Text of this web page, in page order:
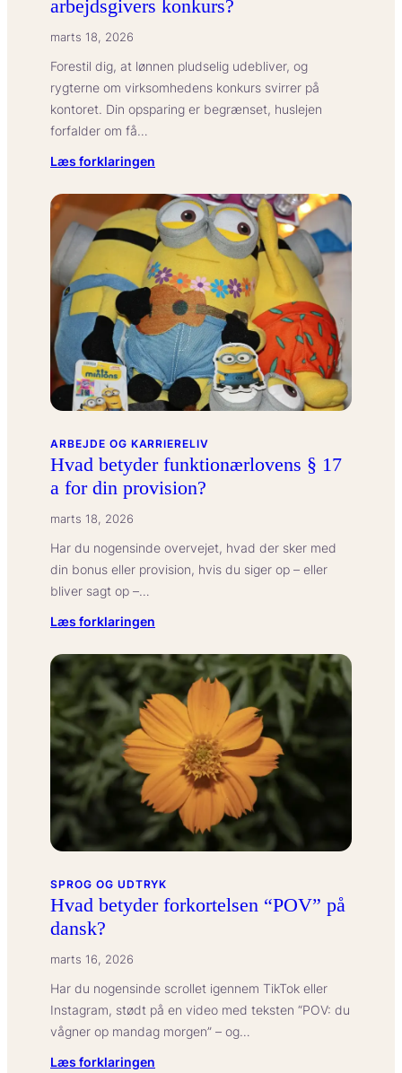
arbejdsgivers konkurs?
marts 18, 2026
Forestil dig, at lønnen pludselig udebliver, og
rygterne om virksomhedens konkurs svirrer på
kontoret. Din opsparing er begrænset, huslejen
forfalder om få…
Læs forklaringen
betyder
LG
for
din
løn
ved
din
arbejdsgivers
konkurs?
ARBEJDE OG KARRIERELIV
Hvad betyder funktionærlovens § 17
a for din provision?
marts 18, 2026
Har du nogensinde overvejet, hvad der sker med
din bonus eller provision, hvis du siger op – eller
bliver sagt op –…
Læs forklaringen
betyder
funktionærlovens
§
17
a
for
provision?
SPROG OG UDTRYK
Hvad betyder forkortelsen “POV” på
dansk?
marts 16, 2026
Har du nogensinde scrollet igennem TikTok eller
Instagram, stødt på en video med teksten “POV: du
vågner op mandag morgen” – og…
Læs forklaringen